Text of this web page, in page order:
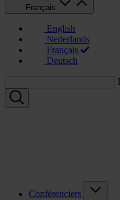
Français
English
Nederlands
Français
Deutsch
Conférenciers